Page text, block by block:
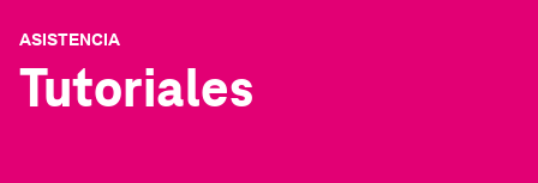
ASISTENCIA
Tutoriales